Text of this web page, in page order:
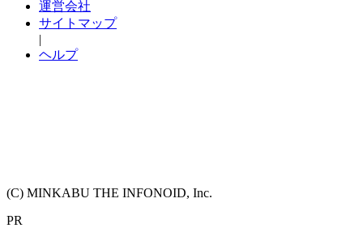
運営会社
サイトマップ
|
ヘルプ
(C) MINKABU THE INFONOID, Inc.
PR